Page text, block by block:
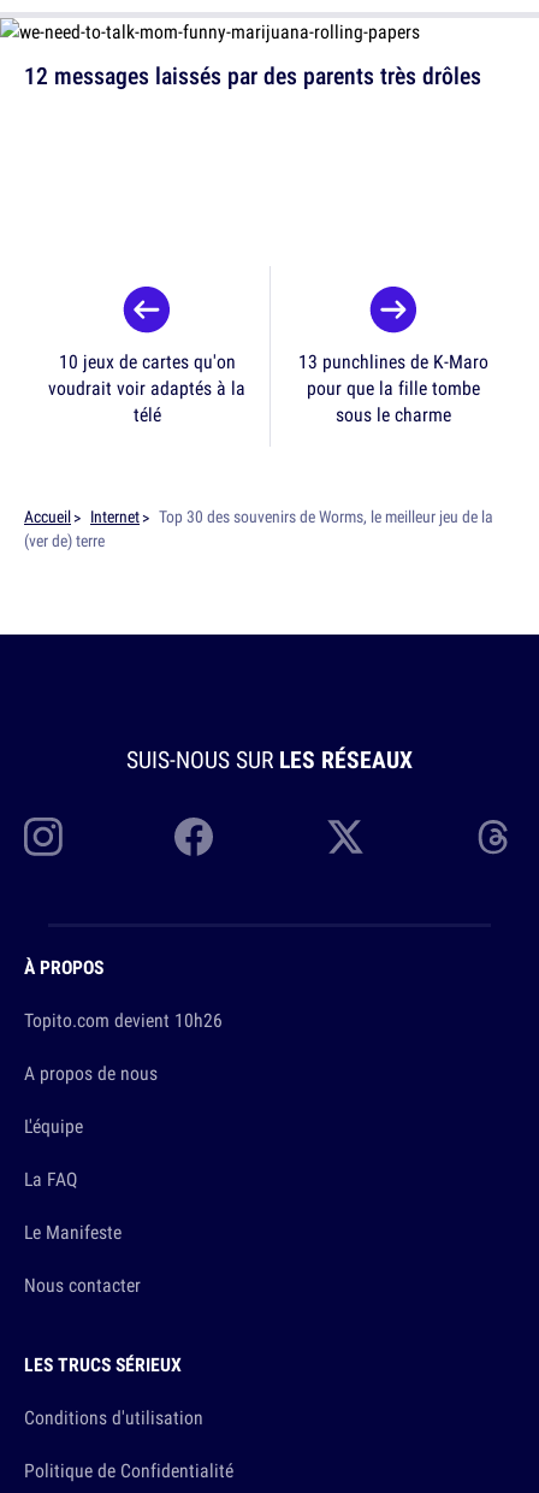
12 messages laissés par des parents très drôles
10 jeux de cartes qu'on
voudrait voir adaptés à la
télé
13 punchlines de K-Maro
pour que la fille tombe
sous le charme
Accueil Internet
Top 30 des souvenirs de Worms, le meilleur jeu de la
(ver de) terre
SUIS-NOUS SUR LES RÉSEAUX
À PROPOS
Topito.com devient 10h26
A propos de nous
L'équipe
La FAQ
Le Manifeste
Nous contacter
LES TRUCS SÉRIEUX
Conditions d'utilisation
Politique de Confidentialité